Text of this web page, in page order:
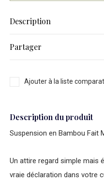
Description
Partager
Ajouter à la liste
Description du produit
Suspension en Bambou Fait
Un attire regard simple mais
vraie déclaration dans votre